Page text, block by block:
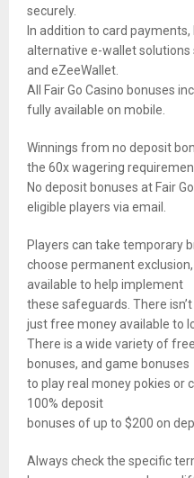
securely.
In addition to card
alternative e-wallet solutions
and eZeeWallet.
All Fair Go Casino bonuses
fully available on mobile.
Winnings from no deposit
the 60x wagering
No deposit bonuses at Fair
eligible players via email.
Players can take temporary
choose permanent
available to help implement
these safeguards. There
just free money available to
There is a wide variety of
bonuses, and game bonuses
to play real money pokies or
100% deposit
bonuses of up to $200 on
Always check the specific